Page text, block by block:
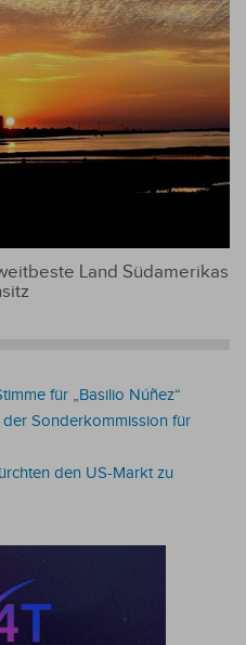
Land Südamerikas
für „Basilio Núñez“
Sonderkommission für
den US-Markt zu